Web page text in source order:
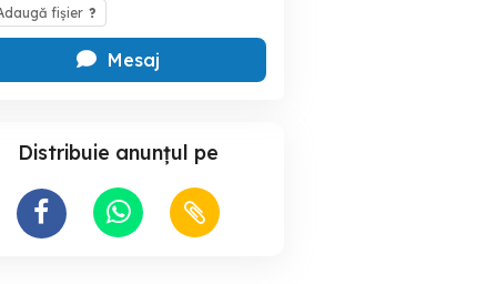
fișier ?
Mesaj
Distribuie anunțul pe